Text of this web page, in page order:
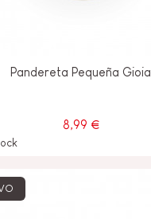
Pandereta Pequeña Gioia
8,99 €